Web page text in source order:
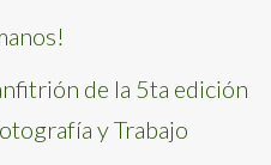
de la 5ta edición
y Trabajo